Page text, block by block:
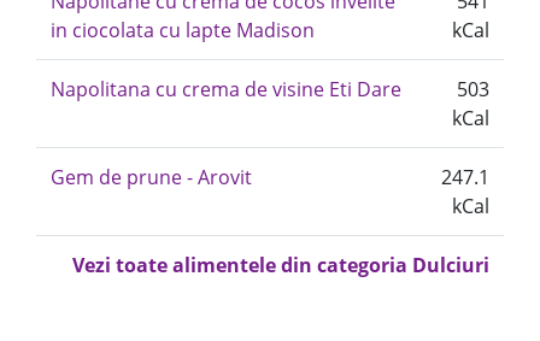
in ciocolata cu lapte Madison
kCal
Napolitana cu crema de visine Eti Dare
503
kCal
Gem de prune - Arovit
247.1
kCal
Vezi toate alimentele din categoria Dulciuri